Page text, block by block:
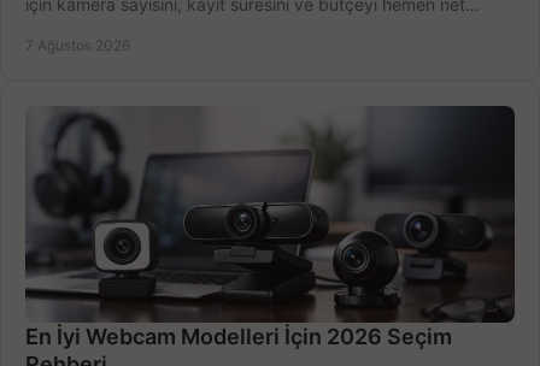
7 Ağustos 2026
En İyi Webcam Modelleri İçin 2026 Seçim